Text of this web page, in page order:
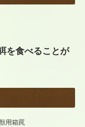
を食べることが
用箱罠